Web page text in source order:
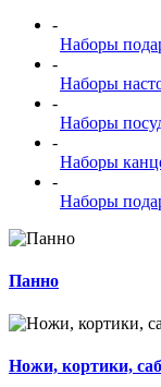
-
Наборы
-
Наборы
-
Наборы
-
Наборы
-
Наборы
Панно
Ножи, кортики,